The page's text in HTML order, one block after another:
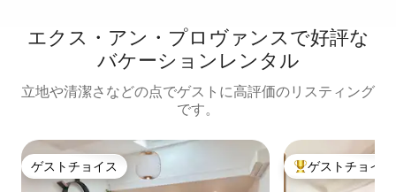
エクス・アン・プロヴァンスで好評な
バケーションレンタル
立地や清潔さなどの点でゲストに高評価のリスティング
です。
ゲストチョイス
ゲストチョイス 大好評のゲスト
ゲストチョイス